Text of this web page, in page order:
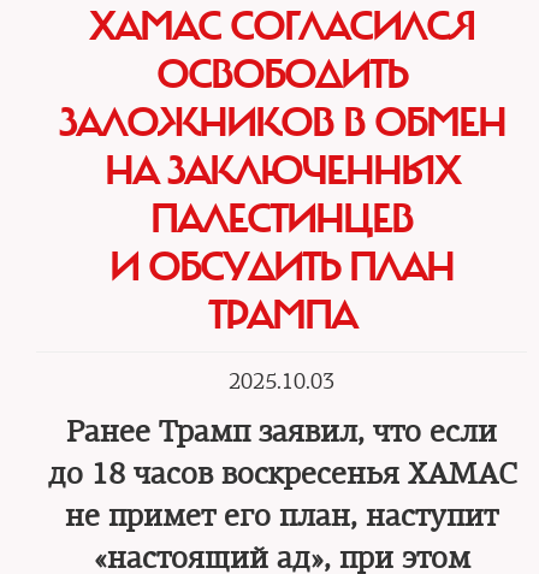
ХАМАС СОГЛАСИЛСЯ
ОСВОБОДИТЬ
ЗАЛОЖНИКОВ В ОБМЕН
НА ЗАКЛЮЧЕННЫХ
ПАЛЕСТИНЦЕВ
И ОБСУДИТЬ ПЛАН
ТРАМПА
2025.10.03
Ранее Трамп заявил, что если
до 18 часов воскресенья ХАМАС
не примет его план, наступит
«настоящий ад», при этом